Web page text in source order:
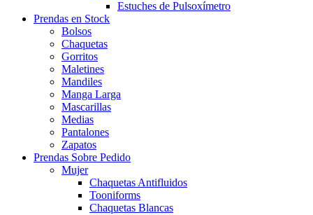
Estuches de Pulsoxímetro
Prendas en Stock
Bolsos
Chaquetas
Gorritos
Maletines
Mandiles
Manga Larga
Mascarillas
Medias
Pantalones
Zapatos
Prendas Sobre Pedido
Mujer
Chaquetas Antifluidos
Tooniforms
Chaquetas Blancas